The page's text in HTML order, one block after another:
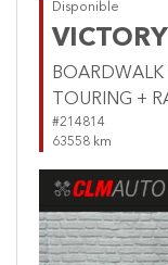
Disponible
VICTORY
BOARDWALK
TOURING +
#214814
63558 km